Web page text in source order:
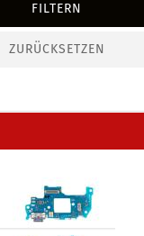
FILTERN
ZURÜCKSETZEN